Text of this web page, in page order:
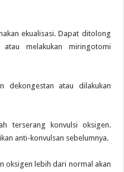
ekualisasi. Dapat ditolong
melakukan miringotomi
dekongestan atau dilakukan
terserang konvulsi oksigen.
anti-konvulsan sebelumnya.
oksigen lebih dari normal akan